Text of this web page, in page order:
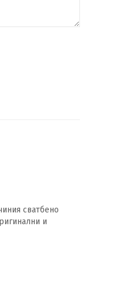
сватбено
и